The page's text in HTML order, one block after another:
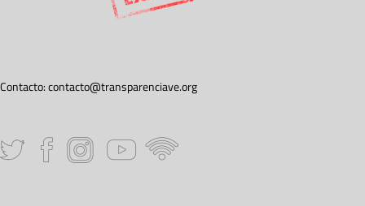
Contacto:contacto@transparenciave.org